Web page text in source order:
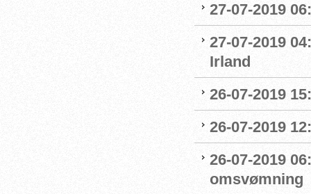
27-07-2019
27-07-2019
Irland
26-07-2019
26-07-2019
26-07-2019
omsvømning